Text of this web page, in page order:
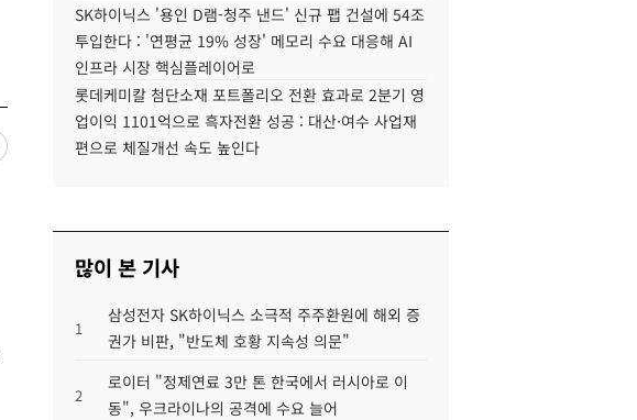
SK하이닉스 '용인 D램-청주 낸드' 신규 팹 건설에 54조
투입한다 : '연평균 19% 성장' 메모리 수요 대응해 AI
인프라 시장 핵심플레이어로
롯데케미칼 첨단소재 포트폴리오 전환 효과로 2분기 영
업이익 1101억으로 흑자전환 성공 : 대산·여수 사업재
편으로 체질개선 속도 높인다
많이 본 기사
1
삼성전자 SK하이닉스 소극적 주주환원에 해외 증
권가 비판, "반도체 호황 지속성 의문"
2
로이터 "정제연료 3만 톤 한국에서 러시아로 이
동", 우크라이나의 공격에 수요 늘어